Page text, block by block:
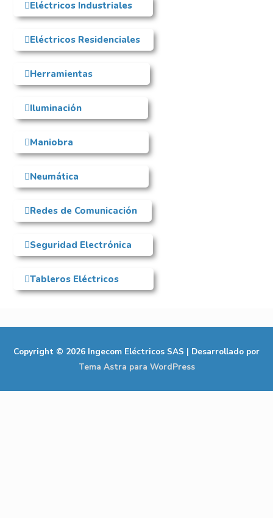
Eléctricos Industriales
Eléctricos Residenciales
Herramientas
Iluminación
Maniobra
Neumática
Redes de Comunicación
Seguridad Electrónica
Tableros Eléctricos
Copyright © 2026 Ingecom Eléctricos SAS | Desarrollado por
Tema Astra para WordPress